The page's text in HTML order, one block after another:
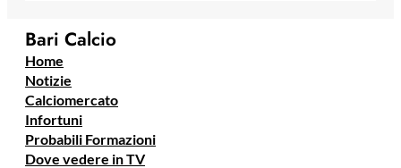
Bari Calcio
Home
Notizie
Calciomercato
Infortuni
Probabili Formazioni
Dove vedere in TV